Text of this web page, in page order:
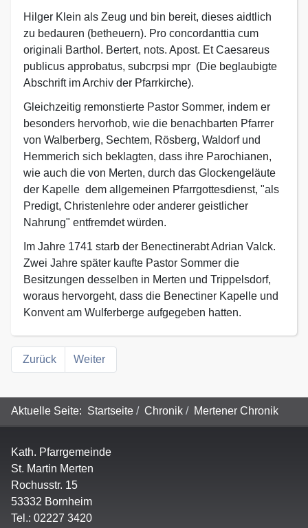
Hilger Klein als Zeug und bin bereit, dieses aidtlich
zu bedauren (betheuern). Pro concordanttia cum
originali Barthol. Bertert, nots. Apost. Et Caesareus
publicus approbatus, subcrpsi mpr (Die beglaubigte
Abschrift im Archiv der Pfarrkirche).
Gleichzeitig remonstierte Pastor Sommer, indem er
besonders hervorhob, wie die benachbarten Pfarrer
von Walberberg, Sechtem, Rösberg, Waldorf und
Hemmerich sich beklagten, dass ihre Parochianen,
wie auch die von Merten, durch das Glockengeläute
der Kapelle dem allgemeinen Pfarrgottesdienst, "als
Predigt, Christenlehre oder anderer geistlicher
Nahrung" entfremdet würden.
Im Jahre 1741 starb der Benectinerabt Adrian Valck.
Zwei Jahre später kaufte Pastor Sommer die
Besitzungen desselben in Merten und Trippelsdorf,
woraus hervorgeht, dass die Benectiner Kapelle und
Konvent am Wulferberge aufgegeben hatten.
Zurück Weiter
Aktuelle Seite: Startseite Chronik Mertener Chronik
Kath. Pfarrgemeinde
St. Martin Merten
Rochusstr. 15
53332 Bornheim
Tel.: 02227 3420